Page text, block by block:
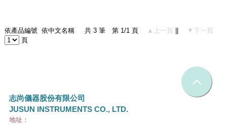
依產品編號 依中文名稱共 3 筆 第 1/1 頁 ▲上一頁
▼下一頁
頁
志尚儀器股份有限公司
JUSUN INSTRUMENTS CO., LTD.
地址：